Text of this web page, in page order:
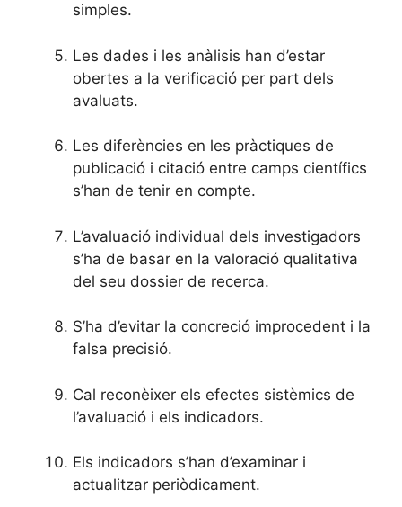
simples.
Les dades i les anàlisis han d’estar
obertes a la verificació per part dels
avaluats.
Les diferències en les pràctiques de
publicació i citació entre camps científics
s’han de tenir en compte.
L’avaluació individual dels investigadors
s’ha de basar en la valoració qualitativa
del seu dossier de recerca.
S’ha d’evitar la concreció improcedent i la
falsa precisió.
Cal reconèixer els efectes sistèmics de
l’avaluació i els indicadors.
Els indicadors s’han d’examinar i
actualitzar periòdicament.